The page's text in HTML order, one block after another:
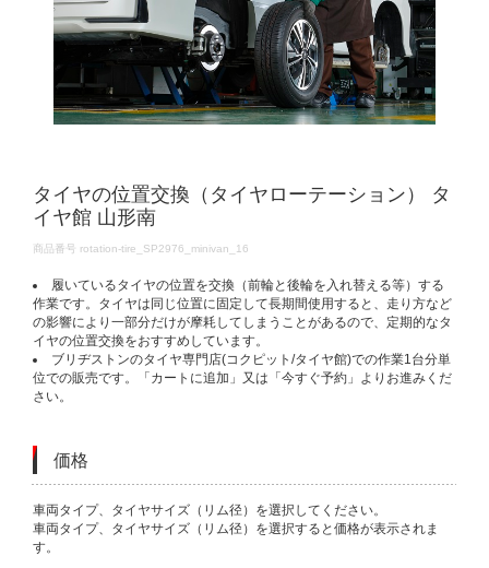
タイヤの位置交換（タイヤローテーション） タ
イヤ館 山形南
DETAILS
商品番号 rotation-tire_SP2976_minivan_16
履いているタイヤの位置を交換（前輪と後輪を入れ替える等）する
作業です。タイヤは同じ位置に固定して長期間使用すると、走り方など
の影響により一部分だけが摩耗してしまうことがあるので、定期的なタ
イヤの位置交換をおすすめしています。
ブリヂストンのタイヤ専門店(コクピット/タイヤ館)での作業1台分単
位での販売です。「カートに追加」又は「今すぐ予約」よりお進みくだ
さい。
価格
VARIATIONS
車両タイプ、タイヤサイズ（リム径）を選択してください。
車両タイプ、タイヤサイズ（リム径）を選択すると価格が表示されま
す。